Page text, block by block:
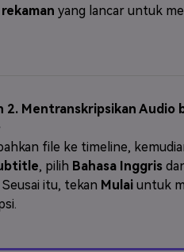
rekaman yang lancar untuk
2. Mentranskripsikan Audio
file ke timeline,
, pilih Bahasa Inggris
itu, tekan Mulai untuk